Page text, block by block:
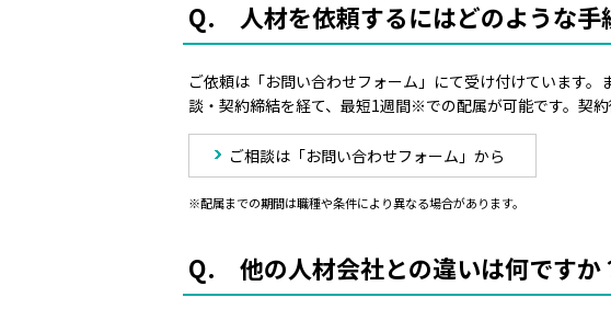
Q. 人材を依頼するにはどのような手
ご依頼は「お問い合わせフォーム」にて受け付けています
談・契約締結を経て、最短1週間※での配属が可能です。契
ご相談は「お問い合わせフォーム」から
※配属までの期間は職種や条件により異なる場合があります。
Q. 他の人材会社との違いは何ですか